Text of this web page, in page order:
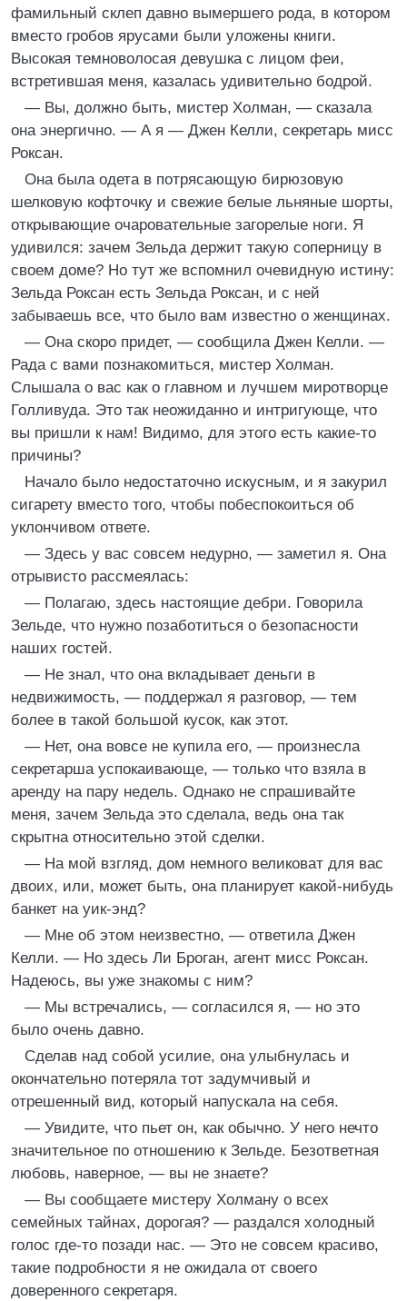
фамильный склеп давно вымершего рода, в котором
вместо гробов ярусами были уложены книги.
Высокая темноволосая девушка с лицом феи,
встретившая меня, казалась удивительно бодрой.
— Вы, должно быть, мистер Холман, — сказала
она энергично. — А я — Джен Келли, секретарь мисс
Роксан.
Она была одета в потрясающую бирюзовую
шелковую кофточку и свежие белые льняные шорты,
открывающие очаровательные загорелые ноги. Я
удивился: зачем Зельда держит такую соперницу в
своем доме? Но тут же вспомнил очевидную истину:
Зельда Роксан есть Зельда Роксан, и с ней
забываешь все, что было вам известно о женщинах.
— Она скоро придет, — сообщила Джен Келли. —
Рада с вами познакомиться, мистер Холман.
Слышала о вас как о главном и лучшем миротворце
Голливуда. Это так неожиданно и интригующе, что
вы пришли к нам! Видимо, для этого есть какие-то
причины?
Начало было недостаточно искусным, и я закурил
сигарету вместо того, чтобы побеспокоиться об
уклончивом ответе.
— Здесь у вас совсем недурно, — заметил я. Она
отрывисто рассмеялась:
— Полагаю, здесь настоящие дебри. Говорила
Зельде, что нужно позаботиться о безопасности
наших гостей.
— Не знал, что она вкладывает деньги в
недвижимость, — поддержал я разговор, — тем
более в такой большой кусок, как этот.
— Нет, она вовсе не купила его, — произнесла
секретарша успокаивающе, — только что взяла в
аренду на пару недель. Однако не спрашивайте
меня, зачем Зельда это сделала, ведь она так
скрытна относительно этой сделки.
— На мой взгляд, дом немного великоват для вас
двоих, или, может быть, она планирует какой-нибудь
банкет на уик-энд?
— Мне об этом неизвестно, — ответила Джен
Келли. — Но здесь Ли Броган, агент мисс Роксан.
Надеюсь, вы уже знакомы с ним?
— Мы встречались, — согласился я, — но это
было очень давно.
Сделав над собой усилие, она улыбнулась и
окончательно потеряла тот задумчивый и
отрешенный вид, который напускала на себя.
— Увидите, что пьет он, как обычно. У него нечто
значительное по отношению к Зельде. Безответная
любовь, наверное, — вы не знаете?
— Вы сообщаете мистеру Холману о всех
семейных тайнах, дорогая? — раздался холодный
голос где-то позади нас. — Это не совсем красиво,
такие подробности я не ожидала от своего
доверенного секретаря.